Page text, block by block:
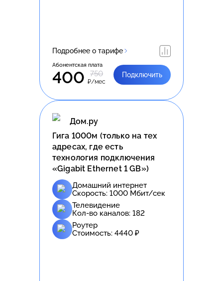
Подробнее о тарифе
Абонентская плата
400 750
₽/мес
Подключить
Дом.ру
Гига 1000м (только на тех
адресах, где есть
технология подключения
«Gigabit Ethernet 1 GB»)
Домашний интернет
Скорость: 1000 Мбит/сек
Телевидение
Кол-во каналов: 182
Роутер
Стоимость: 4440 ₽